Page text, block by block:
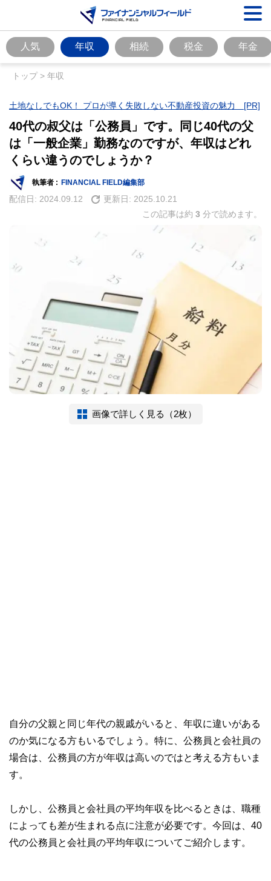
人気 年収 相続 税金 年金
トップ> 年収
土地なしでもOK！ プロが導く失敗しない不動産投資の魅力 [PR]
40代の叔父は「公務員」です。同じ40代の父
は「一般企業」勤務なのですが、年収はどれ
くらい違うのでしょうか？
執筆者 : FINANCIAL FIELD編集部
配信日: 2024.09.12 更新日: 2025.10.21
この記事は約 3 分で読めます。
画像で詳しく見る（2枚）
自分の父親と同じ年代の親戚がいると、年収に違いがある
のか気になる方もいるでしょう。特に、公務員と会社員の
場合は、公務員の方が年収は高いのではと考える方もいま
す。
しかし、公務員と会社員の平均年収を比べるときは、職種
によっても差が生まれる点に注意が必要です。今回は、40
代の公務員と会社員の平均年収についてご紹介します。